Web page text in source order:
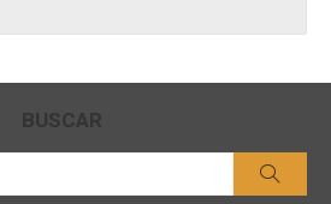
BUSCAR